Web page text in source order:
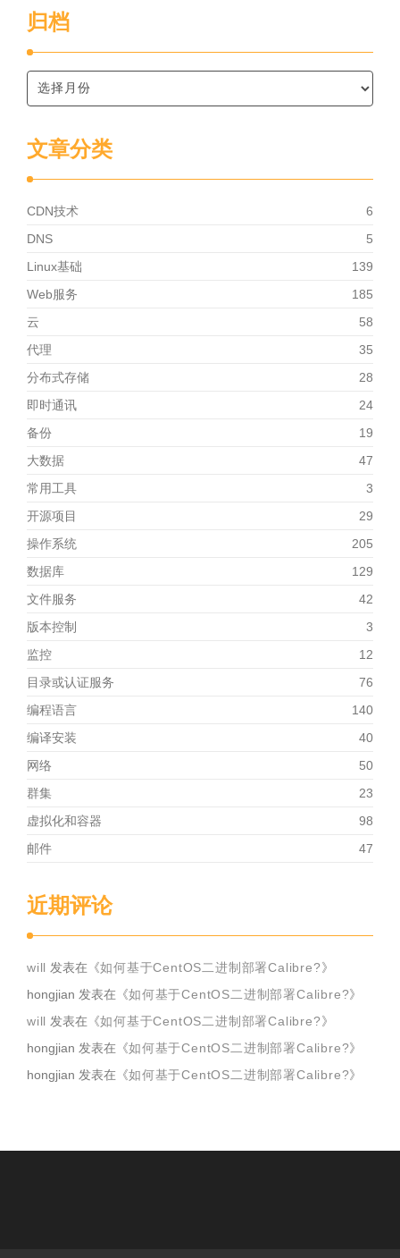
归档
文章分类
CDN技术
6
DNS
5
Linux基础
139
Web服务
185
云
58
代理
35
分布式存储
28
即时通讯
24
备份
19
大数据
47
常用工具
3
开源项目
29
操作系统
205
数据库
129
文件服务
42
版本控制
3
监控
12
目录或认证服务
76
编程语言
140
编译安装
40
网络
50
群集
23
虚拟化和容器
98
邮件
47
近期评论
will 发表在《如何基于CentOS二进制部署Calibre?》
hongjian 发表在《如何基于CentOS二进制部署Calibre?》
will 发表在《如何基于CentOS二进制部署Calibre?》
hongjian 发表在《如何基于CentOS二进制部署Calibre?》
hongjian 发表在《如何基于CentOS二进制部署Calibre?》